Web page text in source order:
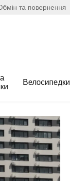
та повернення
Велосипедки